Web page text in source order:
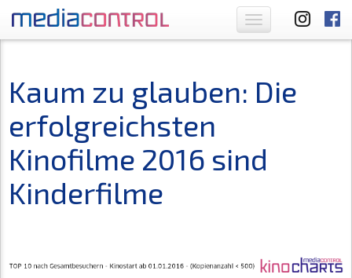
Toggle
navigation
Kaum zu glauben: Die
erfolgreichsten
Kinofilme 2016 sind
Kinderfilme